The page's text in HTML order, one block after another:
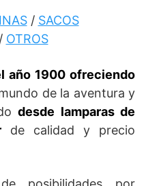
/ SACOS
OTROS
año 1900 ofreciendo
de la aventura y
desde lamparas de
de calidad y precio